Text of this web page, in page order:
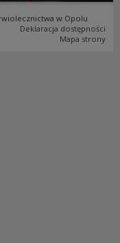
w Opolu
Deklaracja dostępności
Mapa strony